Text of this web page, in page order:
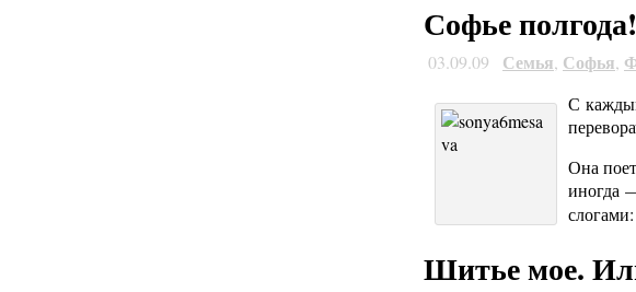
Софье полгода!
03.09.09 Семья, Софья,
С
Она
иногда
Шитье мое.